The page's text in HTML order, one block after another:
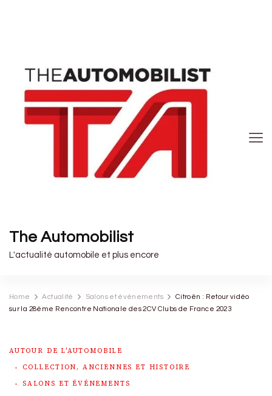
The Automobilist
L'actualité automobile et plus encore
Home Actualité Salons et événements
Citroën : Retour vidéo
sur la 28ème Rencontre Nationale des 2CV Clubs de France 2023
AUTOUR DE L'AUTOMOBILE
COLLECTION, ANCIENNES ET HISTOIRE
SALONS ET ÉVÉNEMENTS